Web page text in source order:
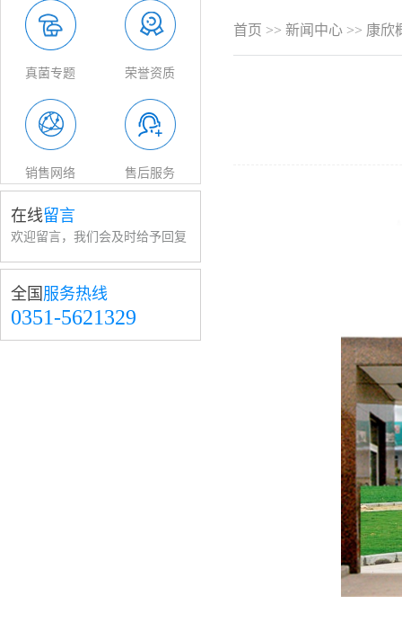
真菌专题 荣誉资质
销售网络 售后服务
在线留言
欢迎留言，我们会及时给予回复
全国 服务热线
0351-5621329
首页 >> 新闻中心 >> 康欣